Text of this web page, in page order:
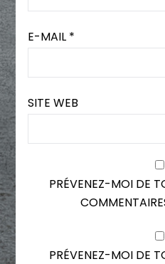
E-MAIL *
SITE WEB
PRÉVENEZ-MOI DE
PRÉVENEZ-MOI DE